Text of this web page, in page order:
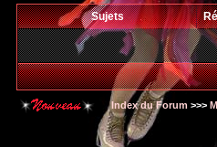
Sujets
Index du Forum >>>